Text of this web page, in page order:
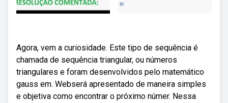
Agora, vem a curiosidade. Este tipo de sequência é
chamada de sequência triangular, ou números
triangulares e foram desenvolvidos pelo matemático
gauss em. Webserá apresentado de maneira simples
e objetiva como encontrar o próximo númer. Nessa